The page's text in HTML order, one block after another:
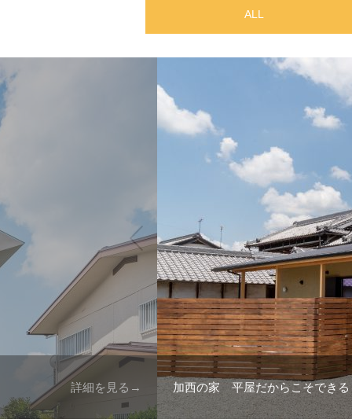
ALL
詳細を見る→ 加西の家 平屋だからこそできる